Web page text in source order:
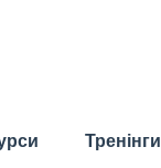
Тренінги